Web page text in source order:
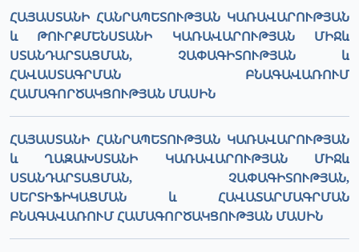
ՀԱՅԱՍՏԱՆԻ ՀԱՆՐԱՊԵՏՈՒԹՅԱՆ ԿԱՌԱՎԱՐՈՒԹՅԱՆ
և ԹՈՒՐՔՄԵՆՍՏԱՆԻ ԿԱՌԱՎԱՐՈՒԹՅԱՆ ՄԻՋև
ՍՏԱՆԴԱՐՏԱՑՄԱՆ, ՉԱՓԱԳԻՏՈՒԹՅԱՆ և
ՀԱՎԱՍՏԱԳՐՄԱՆ ԲՆԱԳԱՎԱՌՈՒՄ
ՀԱՄԱԳՈՐԾԱԿՑՈՒԹՅԱՆ ՄԱՍԻՆ
ՀԱՅԱՍՏԱՆԻ ՀԱՆՐԱՊԵՏՈՒԹՅԱՆ ԿԱՌԱՎԱՐՈՒԹՅԱՆ
և ՂԱԶԱԽՍՏԱՆԻ ԿԱՌԱՎԱՐՈՒԹՅԱՆ ՄԻՋև
ՍՏԱՆԴԱՐՏԱՑՄԱՆ, ՉԱՓԱԳԻՏՈՒԹՅԱՆ,
ՍԵՐՏԻՖԻԿԱՑՄԱՆ և ՀԱՎԱՏԱՐՄԱԳՐՄԱՆ
ԲՆԱԳԱՎԱՌՈՒՄ ՀԱՄԱԳՈՐԾԱԿՑՈՒԹՅԱՆ ՄԱՍԻՆ